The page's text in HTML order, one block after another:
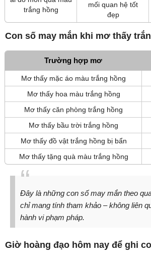
trắng hồng
mối quan hệ tốt
đẹp
Con số may mắn khi mơ thấy
Trường hợp mơ
Mơ thấy mặc áo màu trắng hồng
Mơ thấy hoa màu trắng hồng
Mơ thấy căn phòng trắng hồng
Mơ thấy bầu trời trắng hồng
Mơ thấy đồ vật trắng hồng bị bẩn
Mơ thấy tặng quà màu trắng hồng
Đây là những con số may mắn theo
chỉ mang tính tham khảo – không liên
hành vi phạm pháp.
Giờ hoàng đạo hôm nay để ghi